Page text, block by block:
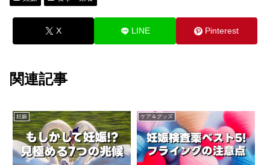
X LINE Pinterest
関連記事
妊娠 ケア＆グッズ